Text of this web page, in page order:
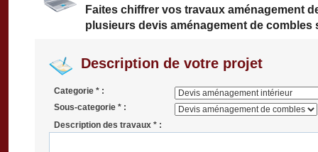
Faites chiffrer vos travaux aménagement
plusieurs devis aménagement de combles
Description de votre projet
Categorie * :
Sous-categorie * :
Description des travaux * :